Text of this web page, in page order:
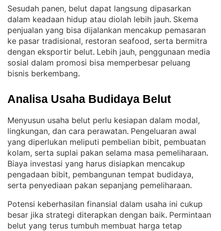
Sesudah panen, belut dapat langsung dipasarkan
dalam keadaan hidup atau diolah lebih jauh. Skema
penjualan yang bisa dijalankan mencakup pemasaran
ke pasar tradisional, restoran seafood, serta bermitra
dengan eksportir belut. Lebih jauh, penggunaan media
sosial dalam promosi bisa memperbesar peluang
bisnis berkembang.
Analisa Usaha Budidaya Belut
Menyusun usaha belut perlu kesiapan dalam modal,
lingkungan, dan cara perawatan. Pengeluaran awal
yang diperlukan meliputi pembelian bibit, pembuatan
kolam, serta suplai pakan selama masa pemeliharaan
Biaya investasi yang harus disiapkan mencakup
pengadaan bibit, pembangunan tempat budidaya,
serta penyediaan pakan sepanjang pemeliharaan.
Potensi keberhasilan finansial dalam usaha ini cukup
besar jika strategi diterapkan dengan baik. Permintaan
belut yang terus tumbuh membuat harga tetap